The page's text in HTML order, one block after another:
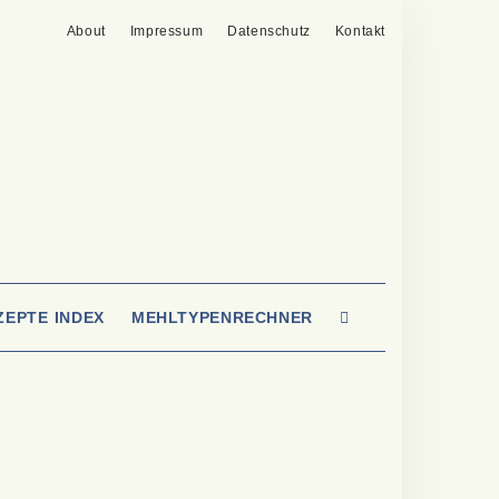
About Impressum Datenschutz Kontakt
INDEX MEHLTYPENRECHNER